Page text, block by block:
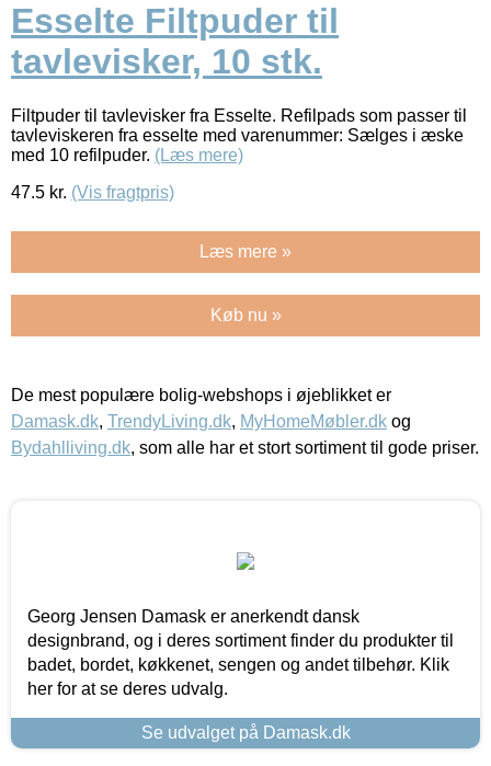
Esselte Filtpuder til
tavlevisker, 10 stk.
Filtpuder til tavlevisker fra Esselte. Refilpads som passer til
tavleviskeren fra esselte med varenummer: Sælges i æske
med 10 refilpuder. (Læs mere)
47.5 kr. (Vis fragtpris)
Læs mere »
Køb nu »
De mest populære bolig-webshops i øjeblikket er
Damask.dk, TrendyLiving.dk, MyHomeMøbler.dk og
Bydahlliving.dk, som alle har et stort sortiment til gode priser.
Georg Jensen Damask er anerkendt dansk
designbrand, og i deres sortiment finder du produkter til
badet, bordet, køkkenet, sengen og andet tilbehør. Klik
her for at se deres udvalg.
Se udvalget på Damask.dk